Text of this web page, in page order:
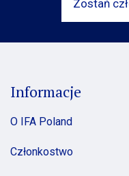
Zostań
Informacje
O IFA Poland
Członkostwo